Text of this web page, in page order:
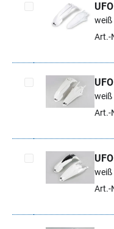
Artikel auswählen
weiß
Art.-
Artikel auswählen
weiß
Art.-
Artikel auswählen
weiß
Art.-